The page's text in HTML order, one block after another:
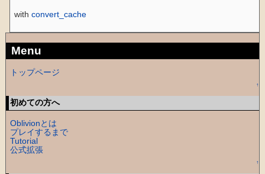
withconvert_cache
Menu
トップページ
↑
初めての方へ
Oblivionとは
プレイするまで
Tutorial
公式拡張
↑